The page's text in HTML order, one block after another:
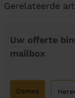
Gerelateerde
Uw offerte
mailbox
Dames